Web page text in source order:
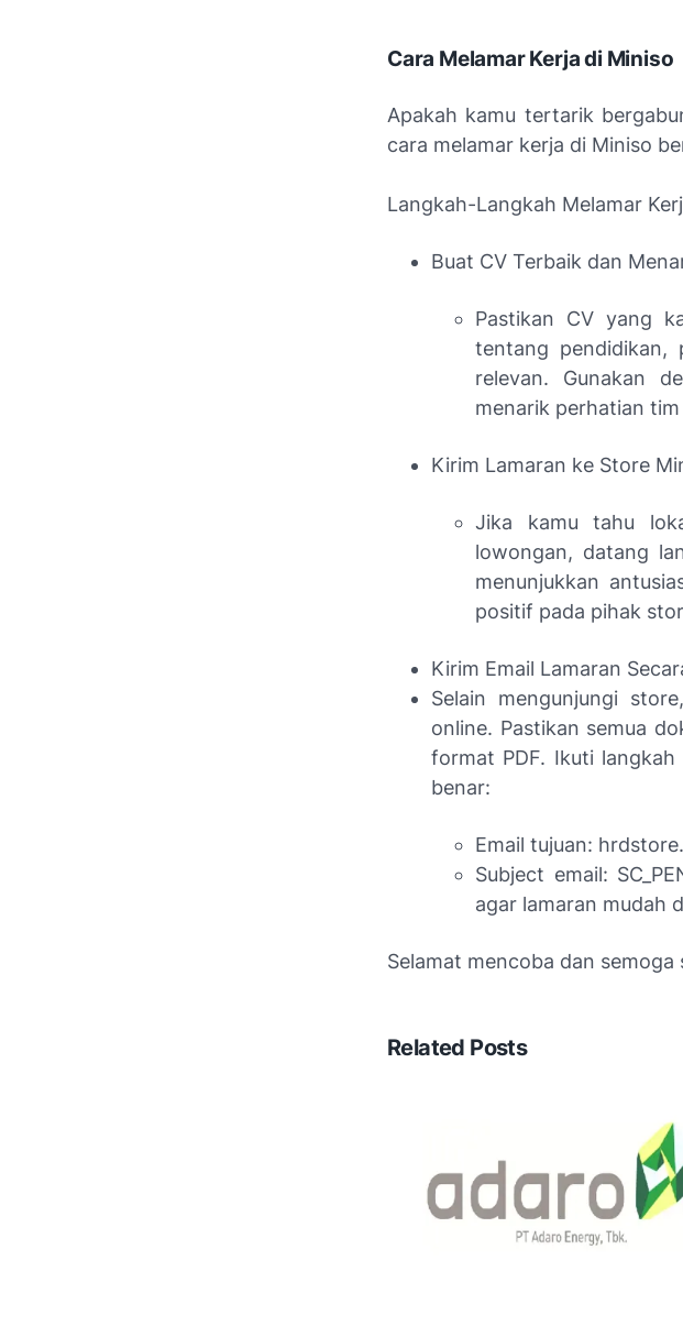
Cara Melamar Kerja di Miniso
Apakah kamu tertarik
cara melamar kerja di Miniso
Langkah-Langkah Melamar
Buat CV Terbaik dan
Pastikan CV yang
tentang pendidikan,
relevan. Gunakan
menarik perhatian tim
Kirim Lamaran ke Store
Jika kamu tahu
lowongan, datang
menunjukkan
positif pada pihak
Kirim Email Lamaran
Selain mengunjungi
online. Pastikan semua
format PDF. Ikuti
benar:
Email tujuan:
Subject email:
agar lamaran mudah
Selamat mencoba dan semoga
Related Posts